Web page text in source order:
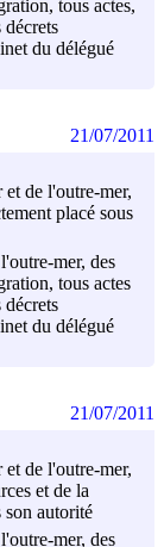
tous actes,
décrets
du délégué
de l'outre-mer,
placé sous
mer, des
tous actes
décrets
du délégué
21/07/2011
de l'outre-mer,
et de la
son autorité
mer, des
21/07/2011